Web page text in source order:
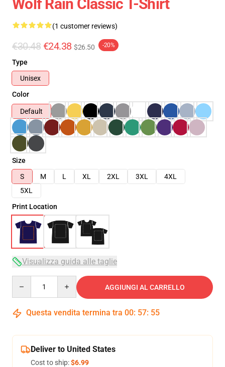
Wolf Rain Classic T-Shirt
(1 customer reviews)
€30.48 €24.38 $26.50 -20%
Type
Unisex
Color
Default
Size
S
M L XL 2XL 3XL
4XL
5XL
Print Location
Visualizza guida alle taglie
AGGIUNGI AL CARRELLO
Questa vendita termina tra 00: 57: 54
Deliver to United States
Cost to ship:$6.99